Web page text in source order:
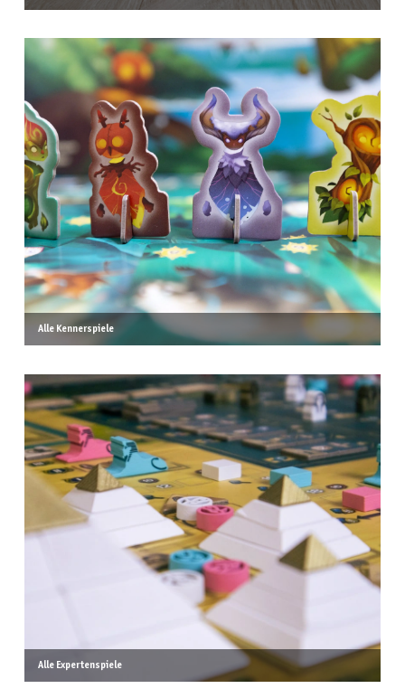
Alle Kennerspiele
Alle Expertenspiele